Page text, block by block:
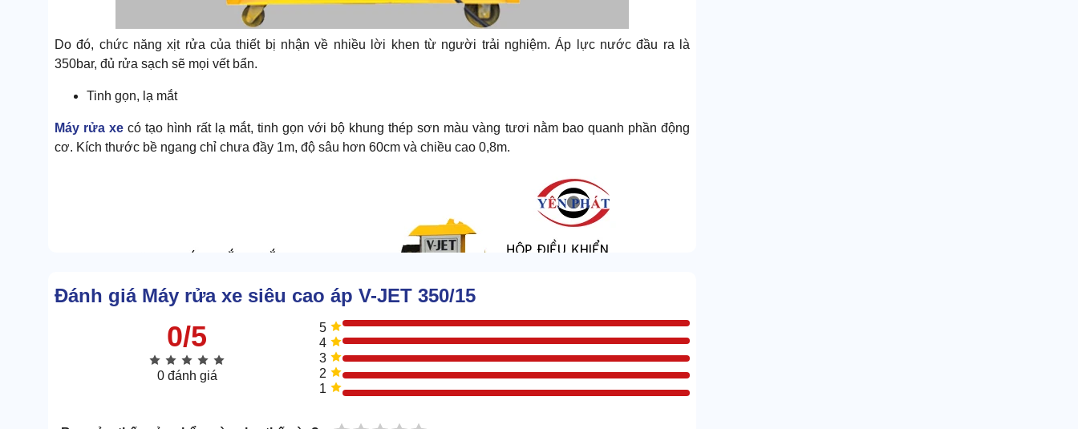
Do đó, chức năng xịt rửa của thiết bị nhận về nhiều lời khen từ người trải nghiệm. Áp lực nước đầu ra là
350bar, đủ rửa sạch sẽ mọi vết bẩn.
Tinh gọn, lạ mắt
Máy rửa xe có tạo hình rất lạ mắt, tinh gọn với bộ khung thép sơn màu vàng tươi nằm bao quanh phần động
cơ. Kích thước bề ngang chỉ chưa đầy 1m, độ sâu hơn 60cm và chiều cao 0,8m.
Đánh giá Máy rửa xe siêu cao áp V-JET 350/15
0/5
0 đánh giá
5
4
3
2
1